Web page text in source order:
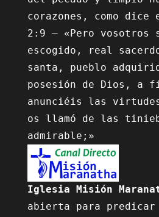
corazones, como dice
2:9 – «Pero
escogido, real
santa, pueblo
posesión de Dios, a
anunciéis las
os llamó de las
Iglesia Misión
abierta para predicar